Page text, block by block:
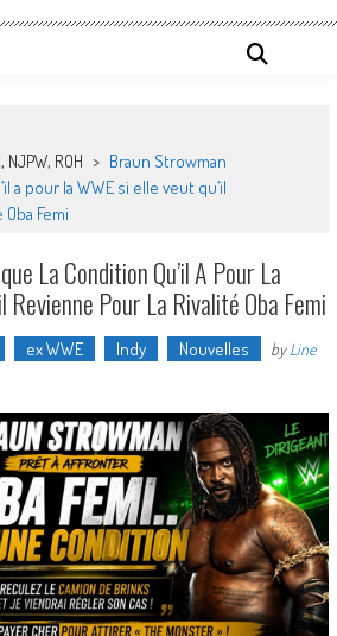
ROH > Braun Strowman
a pour la WWE si elle veut qu’il
Femi
La Condition Qu’il A Pour La
Revienne Pour La Rivalité Oba Femi
ex WWE Indy Nouvelles byLine